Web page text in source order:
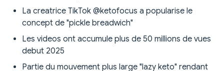
La creatrice TikTok @ketofocus a popularise le
concept de "pickle breadwich"
Les videos ont accumule plus de 50 millions de vues
debut 2025
Partie du mouvement plus large "lazy keto" rendant